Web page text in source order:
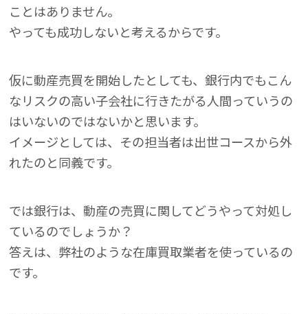
ことはありません。
やっても成功しないと考えるからです。
仮に動産売買を開始したとしても、銀行内でもこん
なリスクの高い子会社に行きたがる人間っていうの
はいないのではないかと思います。
イメージとしては、その担当者は出世コースから外
れたのと同義です。
では銀行は、動産の売買に関してどうやって対処し
ているのでしょうか？
答えは、弊社のような在庫買取業者を使っているの
です。